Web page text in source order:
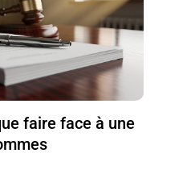
faire face à une